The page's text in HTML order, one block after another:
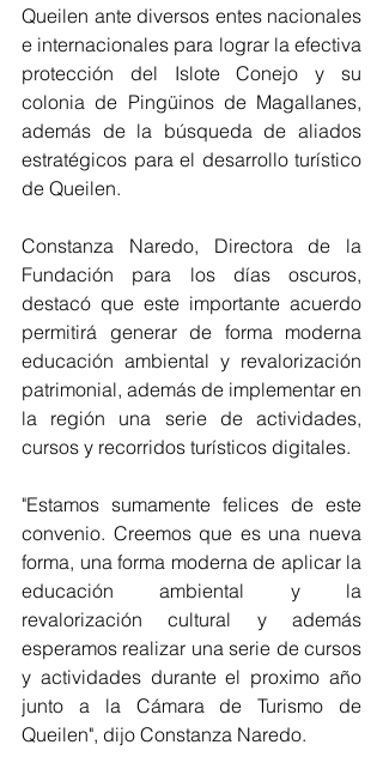
Queilen ante diversos entes nacionales
e internacionales para lograr la efectiva
protección del Islote Conejo y su
colonia de Pingüinos de Magallanes,
además de la búsqueda de aliados
estratégicos para el desarrollo turístico
de Queilen.
Constanza Naredo, Directora de la
Fundación para los días oscuros,
destacó que este importante acuerdo
permitirá generar de forma moderna
educación ambiental y revalorización
patrimonial, además de implementar en
la región una serie de actividades,
cursos y recorridos turísticos digitales.
"Estamos sumamente felices de este
convenio. Creemos que es una nueva
forma, una forma moderna de aplicar la
educación ambiental y la
revalorización cultural y además
esperamos realizar una serie de cursos
y actividades durante el proximo año
junto a la Cámara de Turismo de
Queilen", dijo Constanza Naredo.